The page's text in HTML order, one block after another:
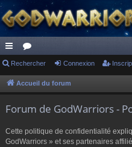
ac
co
s
or
u
Rechercher Connexion
Accueil du forum
Forum de GodWarriors -
Cette politique de confidentialité
GodWarriors » et ses partenaires